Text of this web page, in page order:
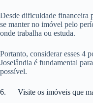
Desde dificuldade financeira
se manter no imóvel pelo
onde trabalha ou estuda.
Portanto, considerar esses 4
Joselândia é fundamental
possível.
6. Visite os imóveis que